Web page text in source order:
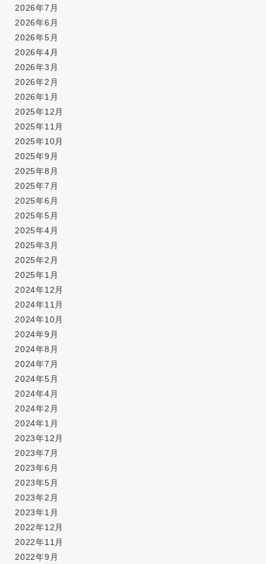
2026年7月
2026年6月
2026年5月
2026年4月
2026年3月
2026年2月
2026年1月
2025年12月
2025年11月
2025年10月
2025年9月
2025年8月
2025年7月
2025年6月
2025年5月
2025年4月
2025年3月
2025年2月
2025年1月
2024年12月
2024年11月
2024年10月
2024年9月
2024年8月
2024年7月
2024年5月
2024年4月
2024年2月
2024年1月
2023年12月
2023年7月
2023年6月
2023年5月
2023年2月
2023年1月
2022年12月
2022年11月
2022年9月